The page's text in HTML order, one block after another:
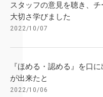
スタッフの意見を聴き、
大切さ学びました
2022/10/07
『ほめる・認める』を口
が出来たと
2022/10/06